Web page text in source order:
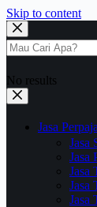
Skip to content
No results
Jasa
Jasa
Jasa
Jasa
Jasa
Jasa